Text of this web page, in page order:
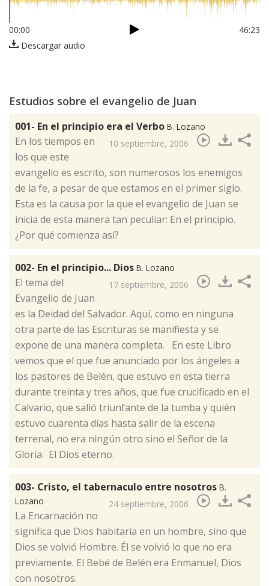
00:00
46:23
Descargar audio
Estudios sobre el evangelio de Juan
001- En el principio era el Verbo B. Lozano
10 septiembre, 2006
​En los tiempos en
los que este
evangelio es escrito, son numerosos los enemigos
de la fe, a pesar de que estamos en el primer siglo.
Esta es la causa por la que el evangelio de Juan se
inicia de esta manera tan peculiar: En el principio.
¿Por qué comienza así?
002- En el principio... Dios B. Lozano
17 septiembre, 2006
​El tema del
Evangelio de Juan
es la Deidad del Salvador. Aquí, como en ninguna
otra parte de las Escrituras se manifiesta y se
expone de una manera completa. En este Libro
vemos que el que fue anunciado por los ángeles a
los pastores de Belén, que estuvo en esta tierra
durante treinta y tres años, que fue crucificado en el
Calvario, que salió triunfante de la tumba y quién
estuvo cuarenta días hasta salir de la escena
terrenal, no era ningún otro sino el Señor de la
Gloria. El Dios eterno.
003- Cristo, el tabernaculo entre nosotros B.
Lozano
24 septiembre, 2006
​La Encarnación no
significa que Dios habitaría en un hombre, sino que
Dios se volvió Hombre. Él se volvió lo que no era
previamente. El Bebé de Belén era Enmanuel, Dios
con nosotros.